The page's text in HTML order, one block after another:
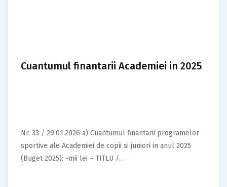
Cuantumul finantarii Academiei in 2025
Nr. 33 / 29.01.2026 a) Cuantumul finantarii programelor
sportive ale Academiei de copii si juniori in anul 2025
(Buget 2025): -mii lei – TITLU /…